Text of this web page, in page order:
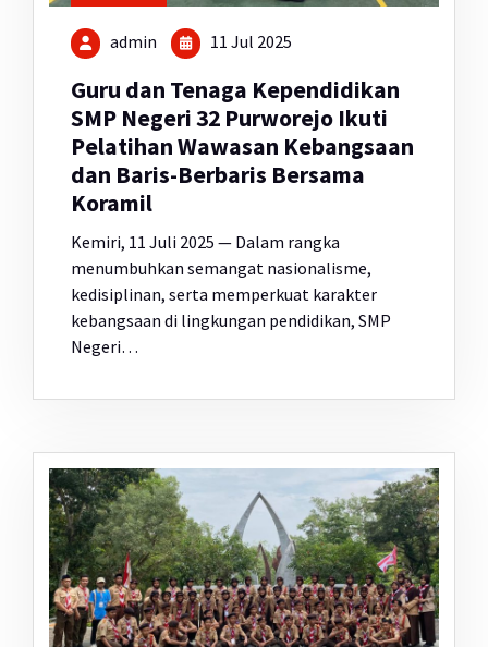
admin 11 Jul 2025
Guru dan Tenaga Kependidikan
SMP Negeri 32 Purworejo Ikuti
Pelatihan Wawasan Kebangsaan
dan Baris-Berbaris Bersama
Koramil
Kemiri, 11 Juli 2025 — Dalam rangka
menumbuhkan semangat nasionalisme,
kedisiplinan, serta memperkuat karakter
kebangsaan di lingkungan pendidikan, SMP
Negeri…